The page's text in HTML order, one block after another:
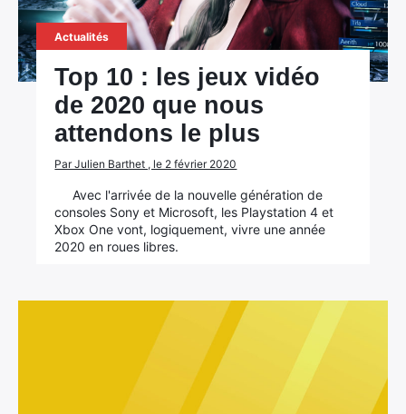
Actualités
Top 10 : les jeux vidéo
de 2020 que nous
attendons le plus
Par Julien Barthet , le 2 février 2020
Avec l'arrivée de la nouvelle génération de
consoles Sony et Microsoft, les Playstation 4 et
Xbox One vont, logiquement, vivre une année
2020 en roues libres.